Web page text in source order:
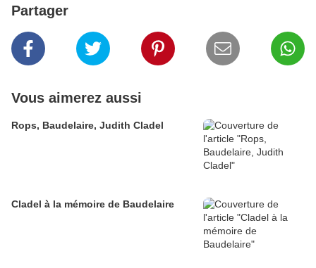
Partager
Vous aimerez aussi
Rops, Baudelaire, Judith Cladel
Cladel à la mémoire de Baudelaire